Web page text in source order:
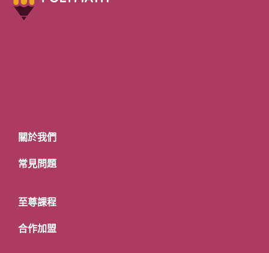
關於我們
常見問題
至尊課程
合作加盟